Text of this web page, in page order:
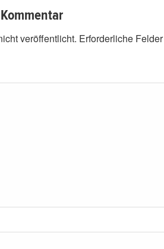
veröffentlicht. Erforderliche